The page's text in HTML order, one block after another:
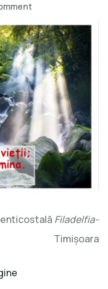
Filadelfia-
Timișoara